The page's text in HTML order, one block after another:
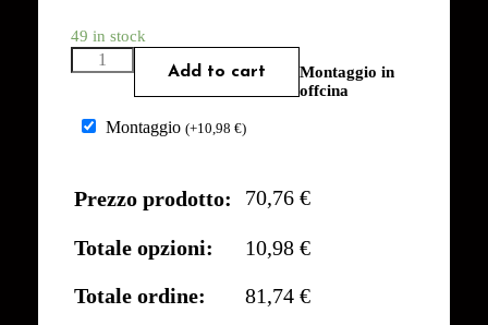
49 in stock
Add to cart
Montaggio in
offcina
Montaggio (+10,98 €)
Prezzo prodotto: 70,76 €
Totale opzioni:
10,98 €
Totale ordine:
81,74 €